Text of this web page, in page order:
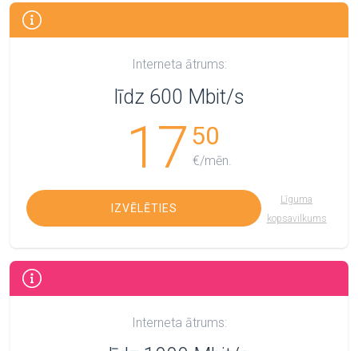
Interneta ātrums:
līdz 600 Mbit/s
17 50
€/mēn.
IZVĒLĒTIES
Līguma
kopsavilkums
Interneta ātrums: